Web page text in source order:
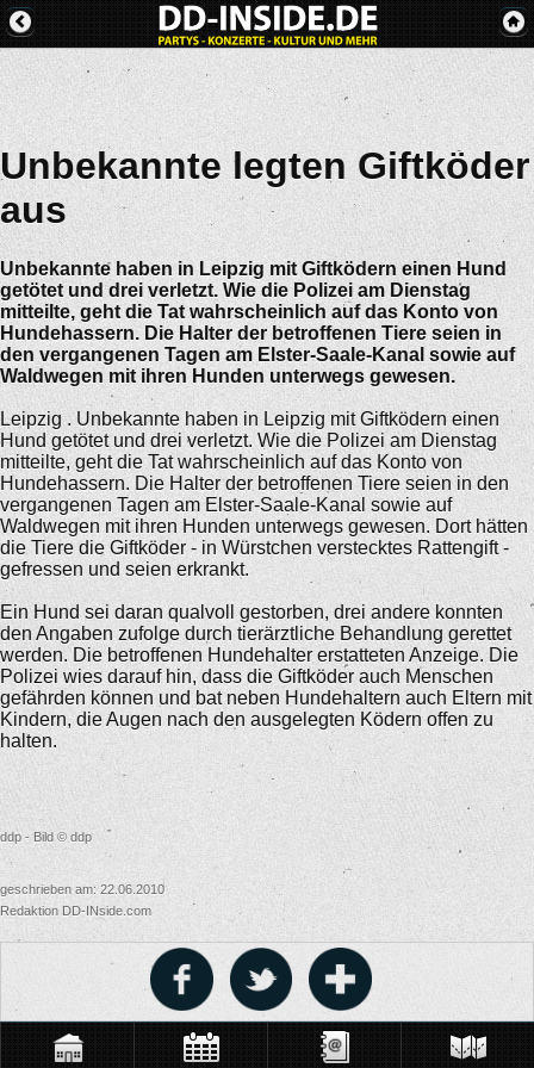
Unbekannte legten Giftköder
aus
Unbekannte haben in Leipzig mit Giftködern einen Hund
getötet und drei verletzt. Wie die Polizei am Dienstag
mitteilte, geht die Tat wahrscheinlich auf das Konto von
Hundehassern. Die Halter der betroffenen Tiere seien in
den vergangenen Tagen am Elster-Saale-Kanal sowie auf
Waldwegen mit ihren Hunden unterwegs gewesen.
Leipzig . Unbekannte haben in Leipzig mit Giftködern einen
Hund getötet und drei verletzt. Wie die Polizei am Dienstag
mitteilte, geht die Tat wahrscheinlich auf das Konto von
Hundehassern. Die Halter der betroffenen Tiere seien in den
vergangenen Tagen am Elster-Saale-Kanal sowie auf
Waldwegen mit ihren Hunden unterwegs gewesen. Dort hätten
die Tiere die Giftköder - in Würstchen verstecktes Rattengift -
gefressen und seien erkrankt.
Ein Hund sei daran qualvoll gestorben, drei andere konnten
den Angaben zufolge durch tierärztliche Behandlung gerettet
werden. Die betroffenen Hundehalter erstatteten Anzeige. Die
Polizei wies darauf hin, dass die Giftköder auch Menschen
gefährden können und bat neben Hundehaltern auch Eltern mit
Kindern, die Augen nach den ausgelegten Ködern offen zu
halten.
ddp - Bild © ddp
geschrieben am: 22.06.2010
Redaktion DD-INside.com